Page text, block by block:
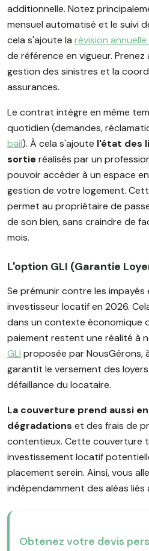
additionnelle. Notez
mensuel automatisé et le suivi
cela s'ajoute la révision
de référence en vigueur.
gestion des sinistres et la
assurances.
Le contrat intègre en même
quotidien (demandes,
bail). À cela s'ajoute l'état des
sortieréalisés par un
pouvoir accéder à un espace
gestion de votre logement.
permet au propriétaire de
de son bien, sans craindre de
mois.
L'option GLI (Garantie
Se prémunir contre les
investisseur locatif en 2026.
dans un contexte économique
paiement restent une réalité à
GLI proposée par NousGérons,
garantit le versement des
défaillance du locataire.
La couverture prend aussi
dégradations et des frais de
contentieux. Cette couverture
investissement locatif
placement serein. Ainsi, vous
indépendamment des aléas liés
Obtenez votre devis